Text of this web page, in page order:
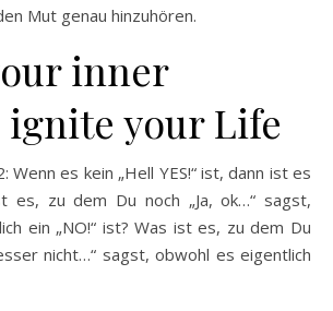
Mut genau hinzuhören.
inner
ignite your Life
Wenn es kein „Hell YES!“ ist, dann ist es
es, zu dem Du noch „Ja, ok…“ sagst,
ein „NO!“ ist? Was ist es, zu dem Du
nicht…“ sagst, obwohl es eigentlich